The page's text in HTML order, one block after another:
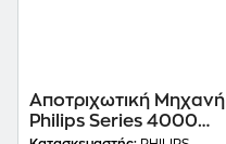
Αποτριχωτική Μηχανή
Philips Series 4000